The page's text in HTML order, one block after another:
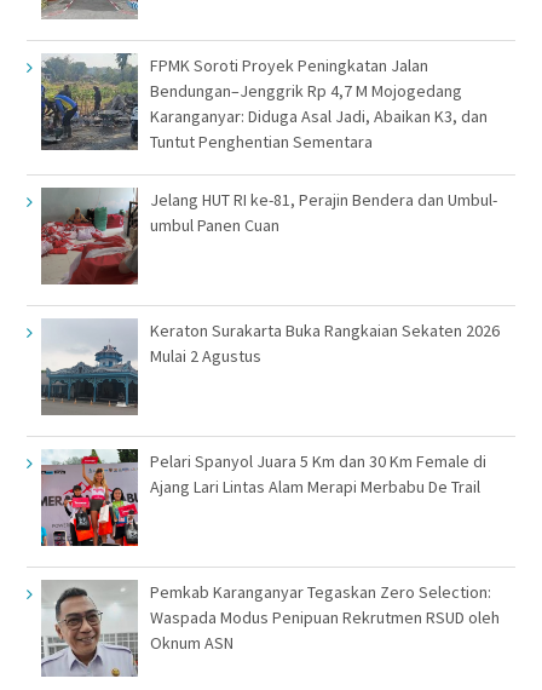
FPMK Soroti Proyek Peningkatan Jalan
Bendungan–Jenggrik Rp 4,7 M Mojogedang
Karanganyar: Diduga Asal Jadi, Abaikan K3, dan
Tuntut Penghentian Sementara
Jelang HUT RI ke-81, Perajin Bendera dan Umbul-
umbul Panen Cuan
Keraton Surakarta Buka Rangkaian Sekaten 2026
Mulai 2 Agustus
Pelari Spanyol Juara 5 Km dan 30 Km Female di
Ajang Lari Lintas Alam Merapi Merbabu De Trail
Pemkab Karanganyar Tegaskan Zero Selection:
Waspada Modus Penipuan Rekrutmen RSUD oleh
Oknum ASN